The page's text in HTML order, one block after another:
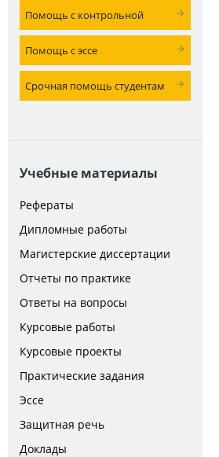
Помощь с контрольной
Помощь с эссе
Срочная помощь студентам
Учебные материалы
Рефераты
Дипломные работы
Магистерские диссертации
Отчеты по практике
Ответы на вопросы
Курсовые работы
Курсовые проекты
Практические задания
Эссе
Защитная речь
Доклады